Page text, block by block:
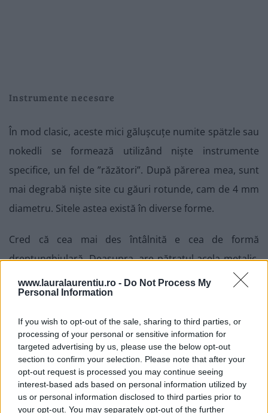
www.lauralaurentiu.ro - Do Not Process My
Personal Information
If you wish to opt-out of the sale, sharing to third parties, or
processing of your personal or sensitive information for
targeted advertising by us, please use the below opt-out
section to confirm your selection. Please note that after your
opt-out request is processed you may continue seeing
interest-based ads based on personal information utilized by
us or personal information disclosed to third parties prior to
your opt-out. You may separately opt-out of the further
Instrumente necesare
În mod clasic, aceste mici gălușcuțe numite spätzle sau
nokedli se formează utilizând niște instrumente
specifice, un fel de ”răzători”. După părerea mea, sunt
mai degrabă niște site cu găuri rotunde, cam de 4 mm
diametru. Sitele astea există în diverse forme.
Cred că cea mai des întâlnită e cea de formă
dreptunghiulară. Deasupra, are pătratul acela metalic,
pe care-l poți vedea mai jos și care glisează înainte-
înapoi. Prin simpla lui glisare, ar trebui ca aluatul să
cadă în bucățele în oala cu apă fiartă. Așa cum vei
vedea mai jos, eu am același tip de sită și, după părerea
mea, pătratul acela de metal nu prea își face treaba, eu
folosesc o spatulă de lemn ca să presez aluatul. O
presă identică găsițipe eMag, click pe poza de mai jos